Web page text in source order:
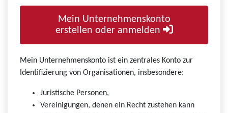
Mein Unternehmenskonto
erstellen oder anmelden
Mein Unternehmenskonto ist ein zentrales Konto zur
Identifizierung von Organisationen, insbesondere:
Juristische Personen,
Vereinigungen, denen ein Recht zustehen kann